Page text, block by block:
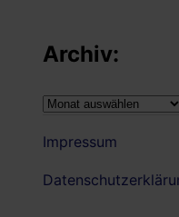
verge of being
US not directly
Archiv:
Archiv:
Impressum